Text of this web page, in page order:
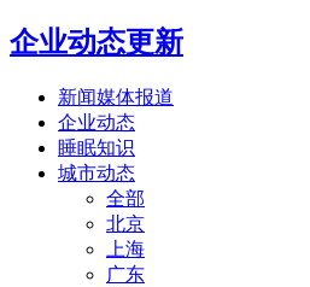
企业动态更新
新闻媒体报道
企业动态
睡眠知识
城市动态
全部
北京
上海
广东